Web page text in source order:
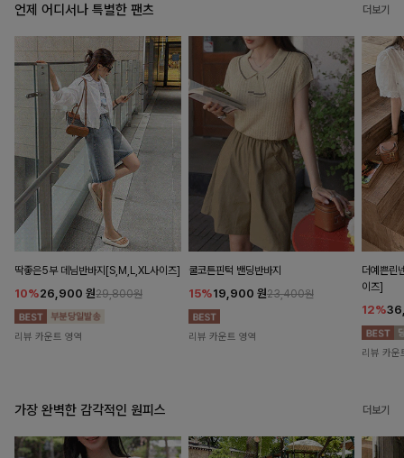
언제 어디서나 특별한 팬츠 더보기
딱좋은5부 데님반바지[S,M,L,XL사이즈]
10%26,900 원29,800원
리뷰 카운트 영역
쿨코튼핀턱 밴딩반바지
15%19,900 원23,400원
리뷰 카운트 영역
더예쁜린
이즈]
12%
리뷰 카운
가장 완벽한 감각적인 원피스 더보기